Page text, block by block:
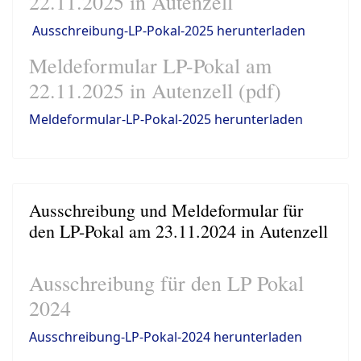
Ausschreibung-LP-Pokal-2025 herunterladen
Meldeformular LP-Pokal am
22.11.2025 in Autenzell (pdf)
Meldeformular-LP-Pokal-2025 herunterladen
Ausschreibung und Meldeformular für
den LP-Pokal am 23.11.2024 in Autenzell
Ausschreibung für den LP Pokal
2024
Ausschreibung-LP-Pokal-2024 herunterladen